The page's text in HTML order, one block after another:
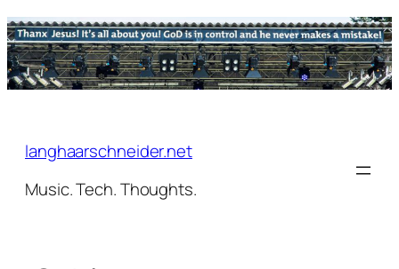
Zum
Inhalt
springen
langhaarschneider.net
Music. Tech. Thoughts.